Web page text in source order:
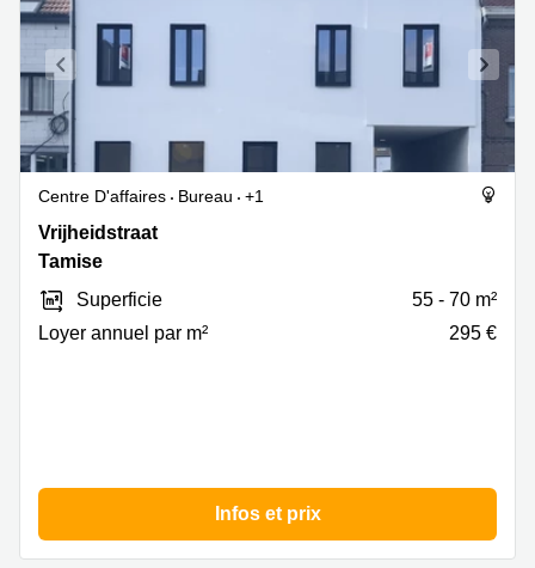
Centre D'affaires Bureau
+1
Vrijheidstraat
30,
Vrijheidstraat
Tamise
Superficie
55 - 70 m²
Loyer annuel par m²
295 €
Infos et prix